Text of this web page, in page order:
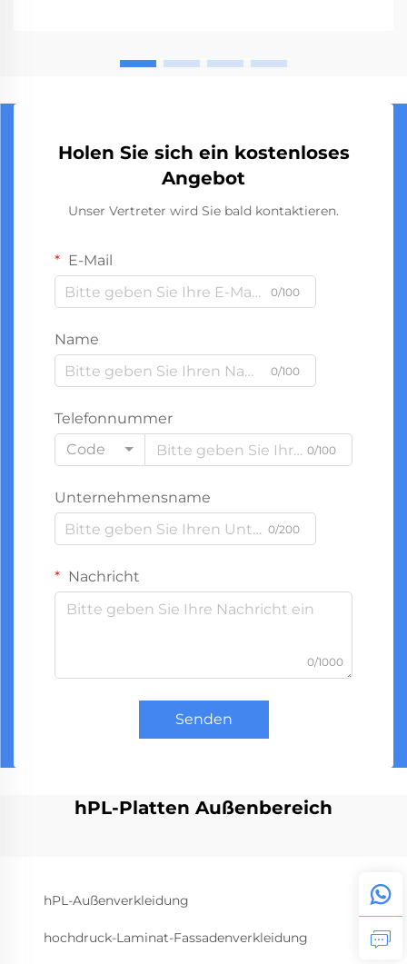
Holen Sie sich ein kostenloses
Angebot
Unser Vertreter wird Sie bald kontaktieren.
E-Mail
0/100
Name
0/100
Telefonnummer
Code
0/100
Unternehmensname
0/200
Nachricht
0/1000
Senden
hPL-Platten Außenbereich
hPL-Außenverkleidung
hochdruck-Laminat-Fassadenverkleidung